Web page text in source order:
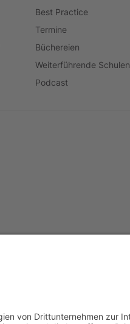
Best Practice
Termine
Büchereien
Weiterführende Schulen
Podcast